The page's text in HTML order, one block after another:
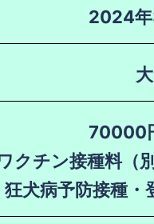
2024年
70000
クチン接種料（
狂犬病予防接種・